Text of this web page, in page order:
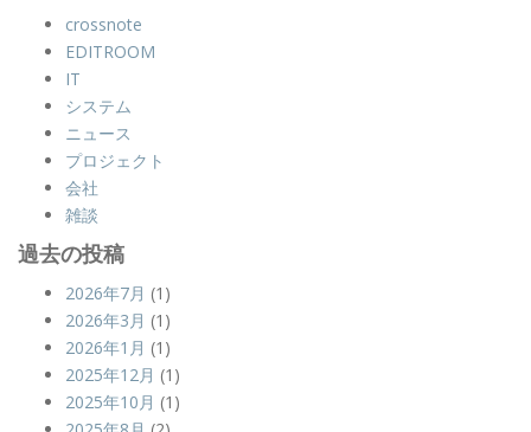
crossnote
EDITROOM
IT
システム
ニュース
プロジェクト
会社
雑談
過去の投稿
2026年7月 (1)
2026年3月 (1)
2026年1月 (1)
2025年12月 (1)
2025年10月 (1)